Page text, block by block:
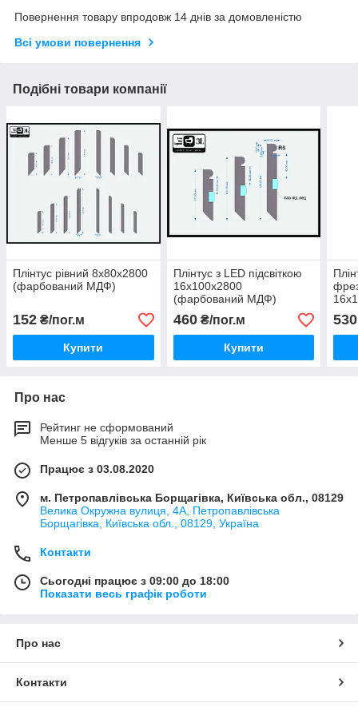
Повернення товару впродовж 14 днів за домовленістю
Всі умови повернення
Подібні товари компанії
Плінтус рівний 8х80х2800
(фарбований МДФ)
152 ₴/пог.м
Купити
Плінтус з LED підсвіткою
16х100х2800
(фарбований МДФ)
460₴/пог.м
Купити
530
Про нас
Рейтинг не сформований
Менше 5 відгуків за останній рік
Працює з 03.08.2020
м. Петропавлівська Борщагівка, Київська обл., 08129
Велика Окружна вулиця, 4А, Петропавлівська
Борщагівка, Київська обл., 08129, Україна
Контакти
Сьогодні працює з 09:00 до 18:00
Показати весь графік роботи
Про нас
Контакти